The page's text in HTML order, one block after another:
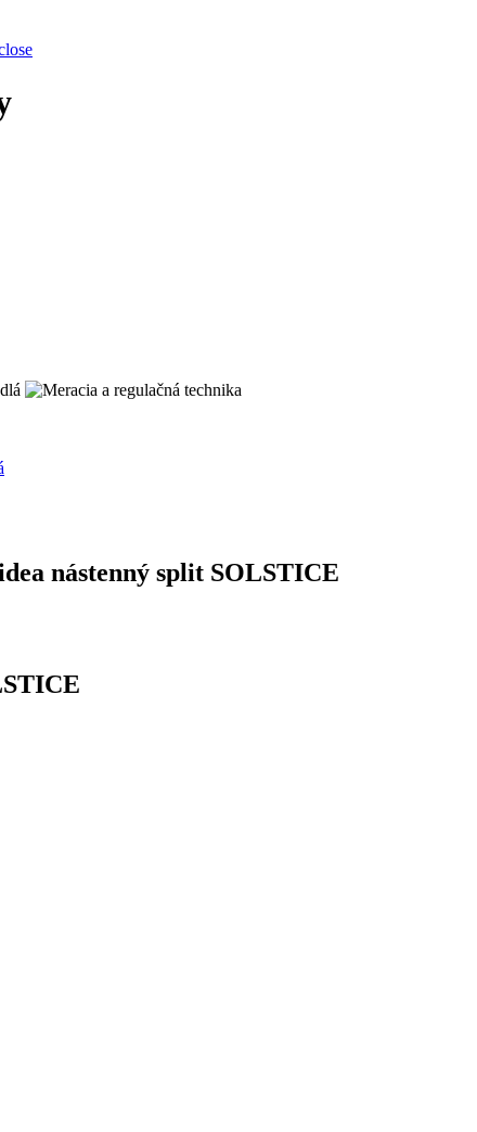
nástenný split SOLSTICE